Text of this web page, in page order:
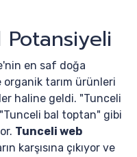
en saf doğa
organik tarım ürünleri
haline geldi. "Tunceli
bal toptan" gibi
Tunceli web
karşısına çıkıyor ve